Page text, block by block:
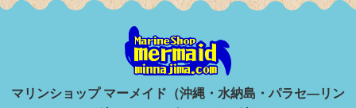
マリンショップ マーメイド（沖縄・水納島・パラセ―リン